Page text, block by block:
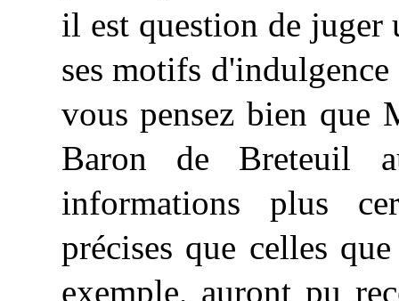
il est question de juger
ses motifs
vous pensez bien que
Baron de Breteuil
informations plus
précises que celles
exemple, auront pu